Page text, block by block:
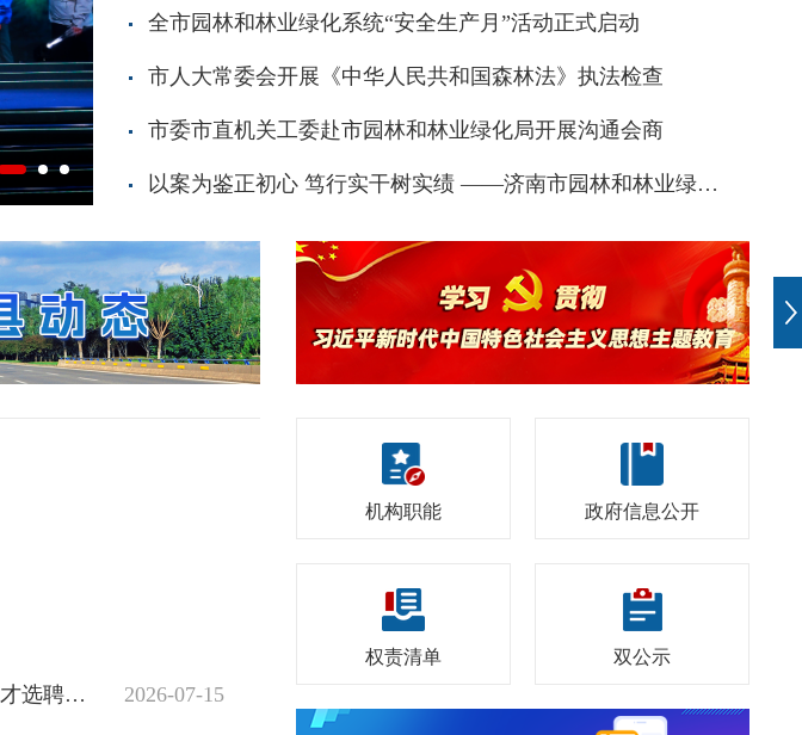
泉城夏韵 繁花逐光！济南公园赏花打卡集锦
全市园林和林业绿化系统“安全生产月”活动正式启动
市人大常委会开展《中华人民共和国森林法》执法检查
市委市直机关工委赴市园林和林业绿化局开展沟通会商
以案为鉴正初心 笃行实干树实绩 ——济南市园林和林业绿化局召开树立和践行正确政绩观学习教育大会
2026年度济南市园林和林业绿化局所属事业单位“泉优计划”优秀青年人才选聘拟聘用人员名单公示 2026-07-15
机构职能 政府信息公开
权责清单 双公示